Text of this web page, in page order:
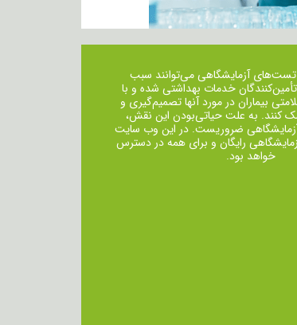
آزمایشگاهی می‌توانند سبب
خدمات بهداشتی شده و با
بیماران در مورد آنها تصمیم‌گیری و
کنند. به علت حیاتی‌بودن این نقش،
ضروریست. در این وب سایت
رایگان و برای همه در دسترس
خواهد بود.